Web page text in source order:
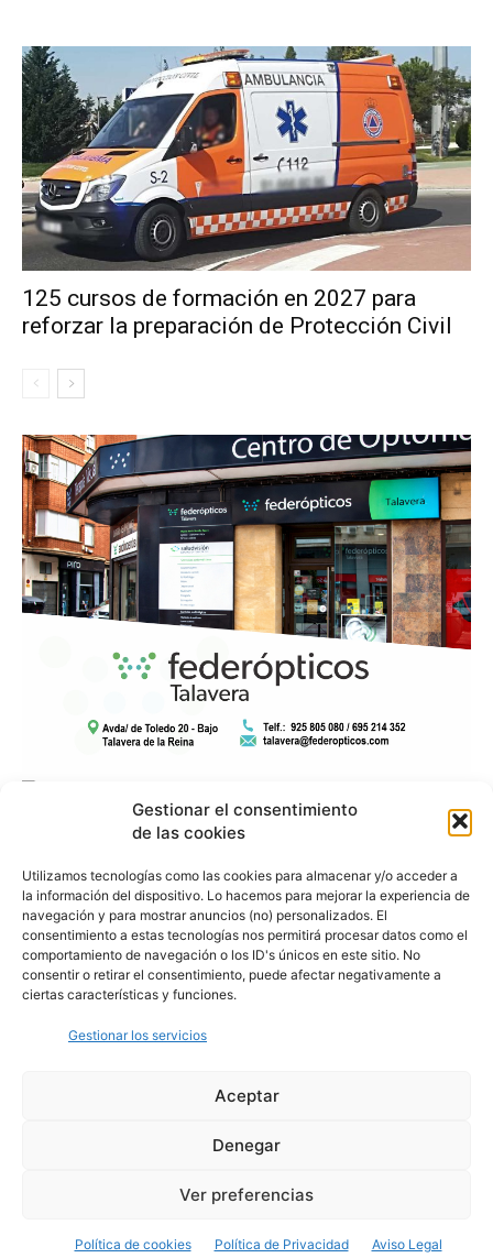
Gestionar el consentimiento
de las cookies
Utilizamos tecnologías como las cookies para almacenar y/o acceder a
la información del dispositivo. Lo hacemos para mejorar la experiencia de
navegación y para mostrar anuncios (no) personalizados. El
consentimiento a estas tecnologías nos permitirá procesar datos como el
comportamiento de navegación o los ID's únicos en este sitio. No
consentir o retirar el consentimiento, puede afectar negativamente a
ciertas características y funciones.
Gestionar los servicios
Aceptar
Denegar
Ver preferencias
Política de cookies Política de Privacidad Aviso Legal
125 cursos de formación en 2027 para
reforzar la preparación de Protección Civil